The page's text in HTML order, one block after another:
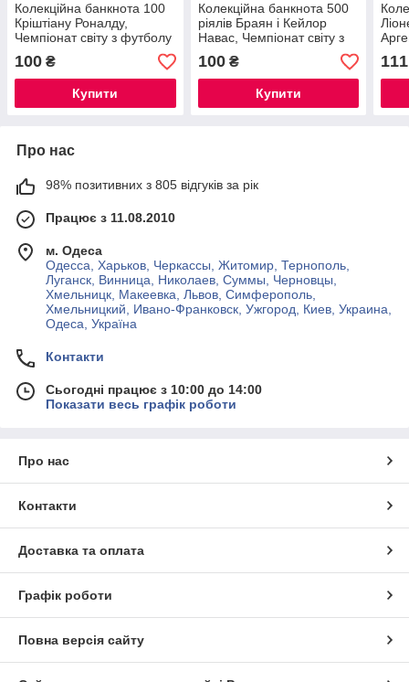
Колекційна банкнота 100
Кріштіану Роналду,
Чемпіонат світу з футболу
2022 року в Катарі. срібна
фольга
100 ₴
Купити
Колекційна банкнота 500
ріялів Браян і Кейлор
Навас, Чемпіонат світу з
футболу 2022 року в
Катарі. UNC. золота
фольга
100₴
Купити
в
111
Про нас
98% позитивних з 805 відгуків за рік
Працює з 11.08.2010
м. Одеса
Одесса, Харьков, Черкассы, Житомир, Тернополь,
Луганск, Винница, Николаев, Суммы, Черновцы,
Хмельницк, Макеевка, Львов, Симферополь,
Хмельницкий, Ивано-Франковск, Ужгород, Киев, Украина,
Одеса, Україна
Контакти
Сьогодні працює з 10:00 до 14:00
Показати весь графік роботи
Про нас
Контакти
Доставка та оплата
Графік роботи
Повна версія сайту